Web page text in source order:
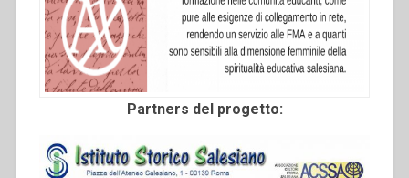
Partners del progetto: